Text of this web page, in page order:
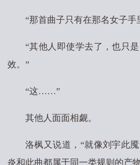
“那首曲子只有在那名女子手
“其他人即使学去了，也只
效。”
“这……”
其他人面面相觑。
洛枫又说道，“就像刘宇此
炎和此曲都属于同一类规则的产